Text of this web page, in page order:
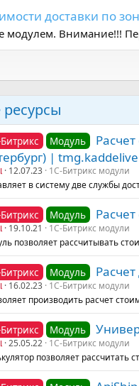
доставки по
модулем. Внимание!!!
Модуль
|
12.07.23 1С-Битрикс модули
в систему две службы
Модуль
19.10.21
1С-Битрикс модули
позволяет рассчитывать
Модуль
16.02.23 1С-Битрикс модули
производить расчет
Модуль
25.05.22 1С-Битрикс модули
позволяет рассчитать